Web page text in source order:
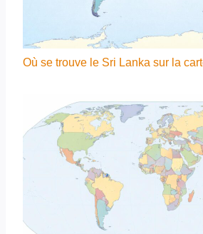
Où se trouve le Sri Lanka sur la